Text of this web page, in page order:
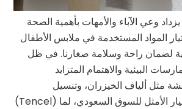
وعي الآباء والأمهات بأهمية الصحة
المواد المستخدمة في ملابس الأطفال
لضمان راحة وسلامة صغارنا. في ظل
البيئية والاهتمام المتزايد
مثل ألياف الخيزران، وتنسيل
(Tencel) والقطن العضوي الخيار الأمثل للسوق السعودي، لما